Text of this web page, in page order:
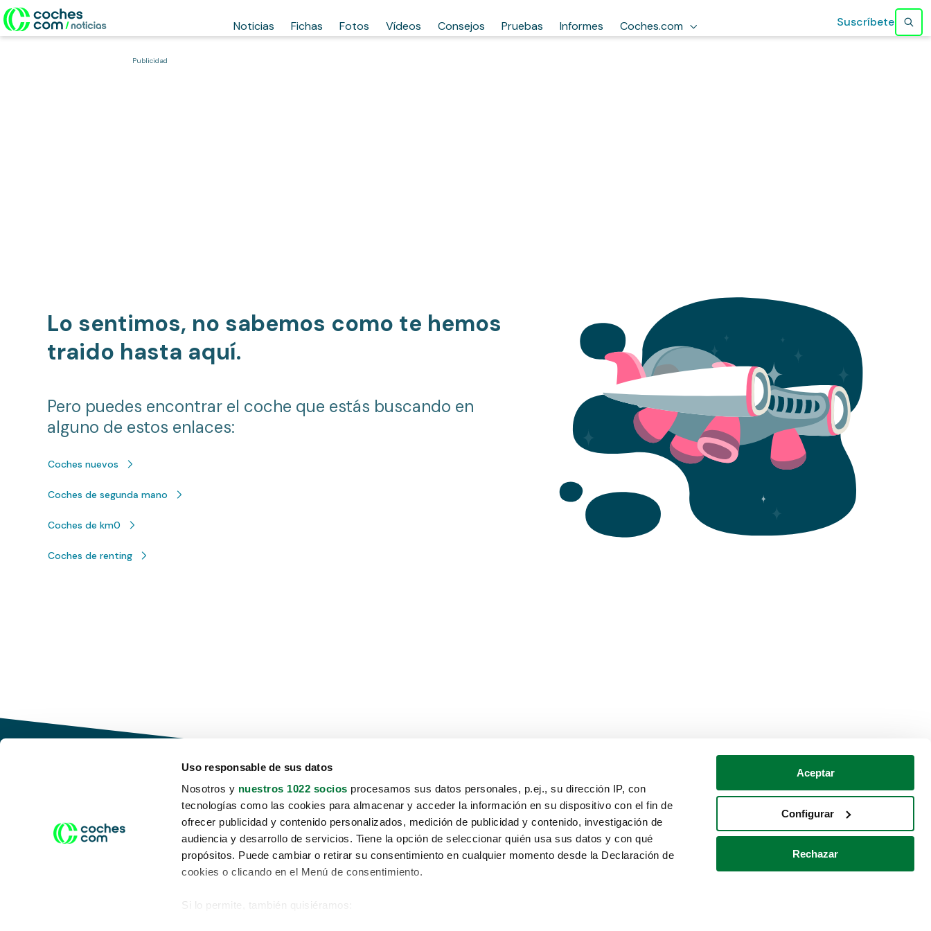
Uso responsable de sus datos
Nosotros y nuestros 1022 socios procesamos sus datos personales, p.ej., su dirección IP, con
tecnologías como las cookies para almacenar y acceder la información en su dispositivo con el fin de
ofrecer publicidad y contenido personalizados, medición de publicidad y contenido, investigación de
audiencia y desarrollo de servicios. Tiene la opción de seleccionar quién usa sus datos y con qué
propósitos. Puede cambiar o retirar su consentimiento en cualquier momento desde la Declaración de
cookies o clicando en el Menú de consentimiento.
Si lo permite, también quisiéramos:
Aceptar
Configurar
Rechazar
Noticias Fichas Fotos Vídeos Consejos Pruebas Informes Coches.com Suscríbete
Publicidad
Lo sentimos, no sabemos como te hemos
traido hasta aquí.
Pero puedes encontrar el coche que estás buscando en
alguno de estos enlaces:
Coches nuevos
Coches de segunda mano
Coches de km0
Coches de renting
Conduce tu futuro,
desata tu movilidad